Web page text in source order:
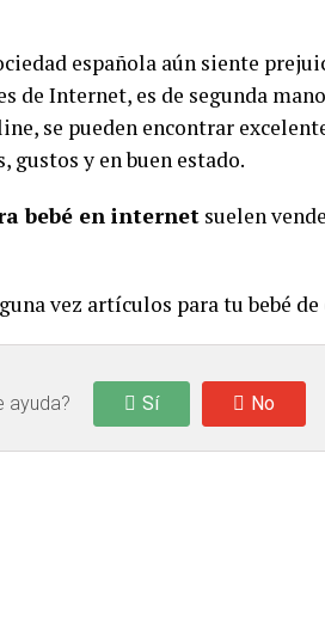
española aún siente
de Internet, es de segunda
se pueden encontrar
y en buen estado.
bebé en internet suelen
vez artículos para tu bebé
ayuda? Sí No